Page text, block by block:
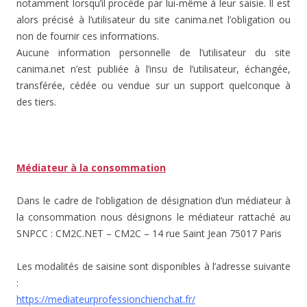
notamment lorsqu’il procède par lui-même à leur saisie. Il est
alors précisé à l’utilisateur du site canima.net l’obligation ou
non de fournir ces informations.
Aucune information personnelle de l’utilisateur du site
canima.net n’est publiée à l’insu de l’utilisateur, échangée,
transférée, cédée ou vendue sur un support quelconque à
des tiers.
Médiateur à la consommation
Dans le cadre de l’obligation de désignation d’un médiateur à
la consommation nous désignons le médiateur rattaché au
SNPCC : CM2C.NET – CM2C – 14 rue Saint Jean 75017 Paris
Les modalités de saisine sont disponibles à l’adresse suivante
:
https://mediateurprofessionchienchat.fr/